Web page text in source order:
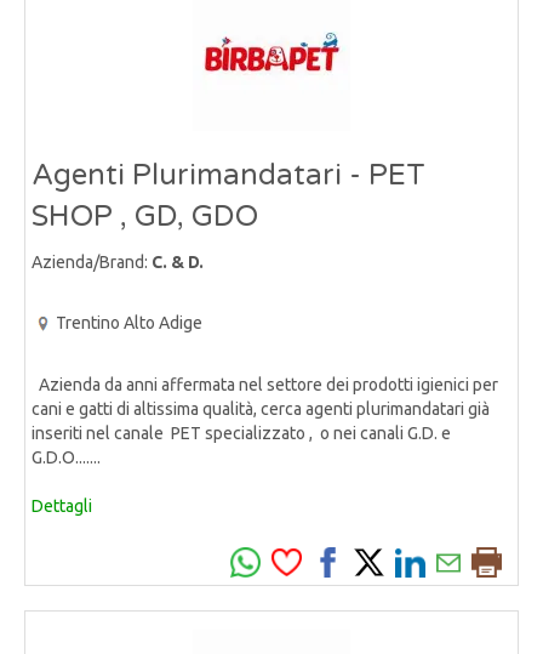
Agenti Plurimandatari - PET
SHOP , GD, GDO
Azienda/Brand: C. & D.
Trentino Alto Adige
Azienda da anni affermata nel settore dei prodotti igienici per
cani e gatti di altissima qualità, cerca agenti plurimandatari già
inseriti nel canale PET specializzato , o nei canali G.D. e
G.D.O.......
Dettagli